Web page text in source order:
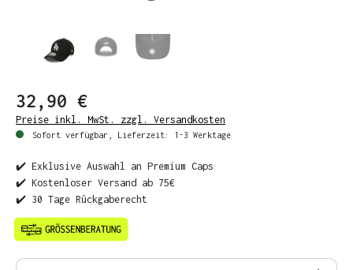
32,90 €
Preise inkl. MwSt. zzgl. Versandkosten
Sofort verfügbar, Lieferzeit: 1-3 Werktage
✔️ Exklusive Auswahl an Premium Caps
✔️ Kostenloser Versand ab 75€
✔️ 30 Tage Rückgaberecht